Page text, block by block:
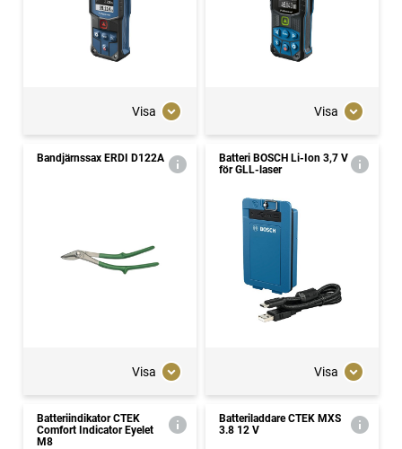
Visa Visa
Bandjärnssax ERDI D122A
Visa
Batteri BOSCH Li-Ion 3,7 V
för GLL-laser
Visa
Batteriindikator CTEK
Comfort Indicator Eyelet
M8
Batteriladdare CTEK MXS
3.8 12 V